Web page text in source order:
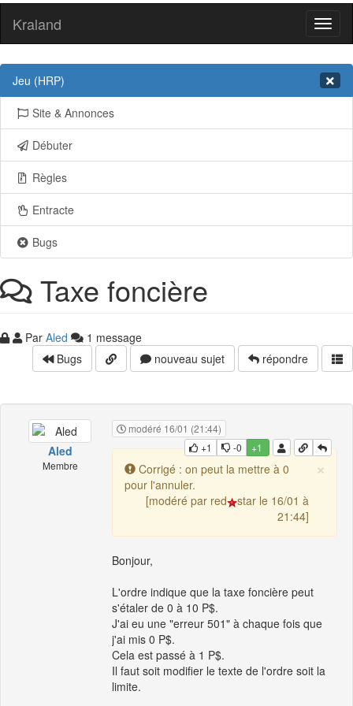
Kraland
Jeu (HRP)
Site & Annonces
Débuter
Règles
Entracte
Bugs
Taxe foncière
Par Aled
1 message
Bugs
nouveau sujet répondre
Aled
Membre
modéré 16/01 (21:44)
+1
-0 +1
×
Corrigé : on peut la mettre à 0
pour l'annuler.
[modéré par red
star le 16/01 à
21:44]
Bonjour,
L'ordre indique que la taxe foncière peut
s'étaler de 0 à 10 P$.
J'ai eu une "erreur 501" à chaque fois que
j'ai mis 0 P$.
Cela est passé à 1 P$.
Il faut soit modifier le texte de l'ordre soit la
limite.